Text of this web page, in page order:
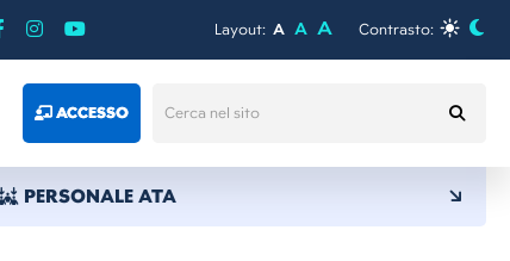
Layout: A A A Contrasto:
ACCESSO
PERSONALE ATA